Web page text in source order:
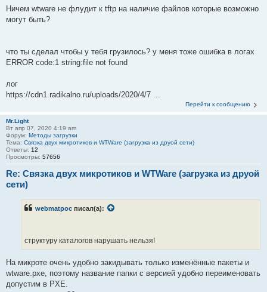
Ничем wtware не флудит к tftp на наличие файлов которые возможно
могут быть?
что ты сделал чтобы у тебя грузилось? у меня тоже ошибка в логах
ERROR code:1 string:file not found
лог
https://cdn1.radikalno.ru/uploads/2020/4/7 ...
Перейти к сообщению
Mr.Light
Вт апр 07, 2020 4:19 am
Форум: Методы загрузки
Тема: Связка двух микротиков и WTWare (загрузка из друой сети)
Ответы: 12
Просмотры: 57656
Re: Связка двух микротиков и WTWare (загрузка из друой
сети)
webmatpoc писал(а):
структуру каталогов нарушать нельзя!
На микроте очень удобно закидывать только изменённые пакеты и
wtware.pxe, поэтому название папки с версией удобно переименовать
допустим в PXE.